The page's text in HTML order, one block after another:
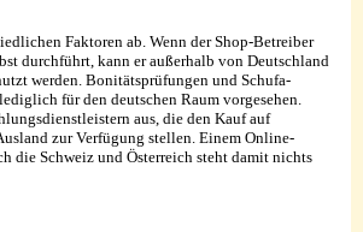
Faktoren ab. Wenn der Shop-Betreiber
durchführt, kann er außerhalb von Deutschland
werden. Bonitätsprüfungen und Schufa-
für den deutschen Raum vorgesehen.
aus, die den Kauf auf
zur Verfügung stellen. Einem Online-
die Schweiz und Österreich steht damit nichts